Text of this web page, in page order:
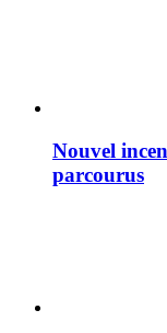
Nouvel
parcourus